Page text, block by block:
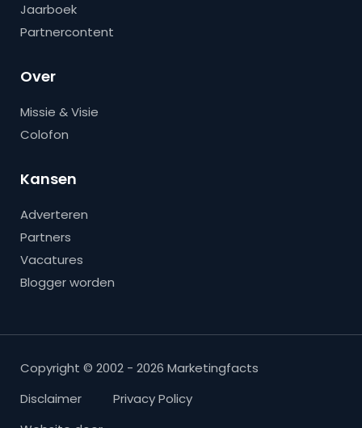
Jaarboek
Partnercontent
Over
Missie & Visie
Colofon
Kansen
Adverteren
Partners
Vacatures
Blogger worden
Copyright © 2002 - 2026 Marketingfacts
Disclaimer
Privacy Policy